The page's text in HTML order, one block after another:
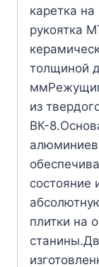
каретка
рукоятка
толщиной
из
ВК-
состояние
плитки на